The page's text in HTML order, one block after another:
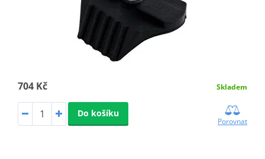
704 Kč Skladem
Do košíku
Porovnat